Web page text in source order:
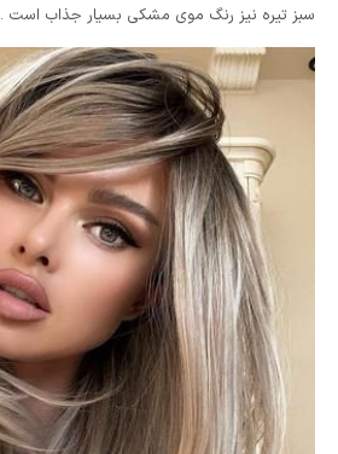
سبز تیره نیز رنگ موی مشکی بسیار جذاب است .